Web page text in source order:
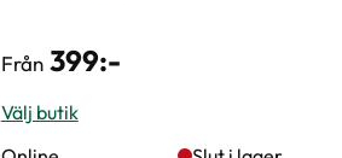
Från 399:-
Välj butik